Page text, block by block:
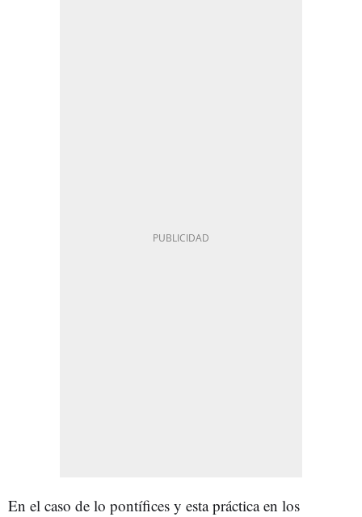
En el caso de lo pontífices y esta práctica en los